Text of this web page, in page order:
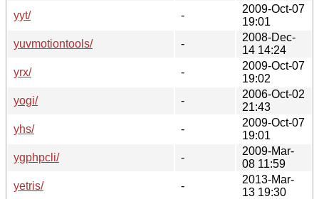
yyt/
-
2009-Oct-07
19:01
yuvmotiontools/
-
2008-Dec-
14 14:24
yrx/
-
2009-Oct-07
19:02
yogi/
-
2006-Oct-02
21:43
yhs/
-
2009-Oct-07
19:01
ygphpcli/
-
2009-Mar-
08 11:59
yetris/
-
2013-Mar-
13 19:30